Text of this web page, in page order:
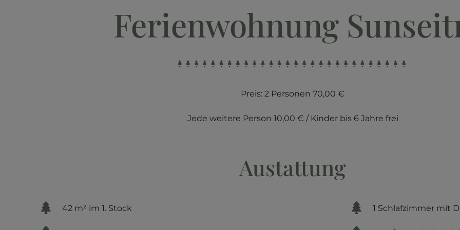
Ferienwohnung
Preis: 2 Personen 70,00 €
Jede weitere Person 10,00 € / Kinder bis 6 Jahre frei
Austattung
42 m² im 1. Stock 1 Schlafzimmer mit